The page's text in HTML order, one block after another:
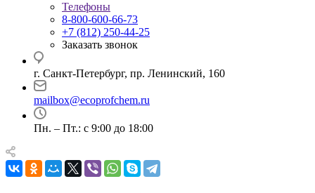
Телефоны
8-800-600-66-73
+7 (812) 250-44-25
Заказать звонок
г. Санкт-Петербург, пр. Ленинский, 160
mailbox@ecoprofchem.ru
Пн. – Пт.: с 9:00 до 18:00